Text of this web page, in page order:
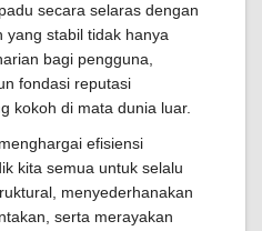
secara selaras dengan
yang stabil tidak hanya
bagi pengguna,
fondasi reputasi
kokoh di mata dunia luar.
efisiensi
kita semua untuk selalu
menyederhanakan
serta merayakan